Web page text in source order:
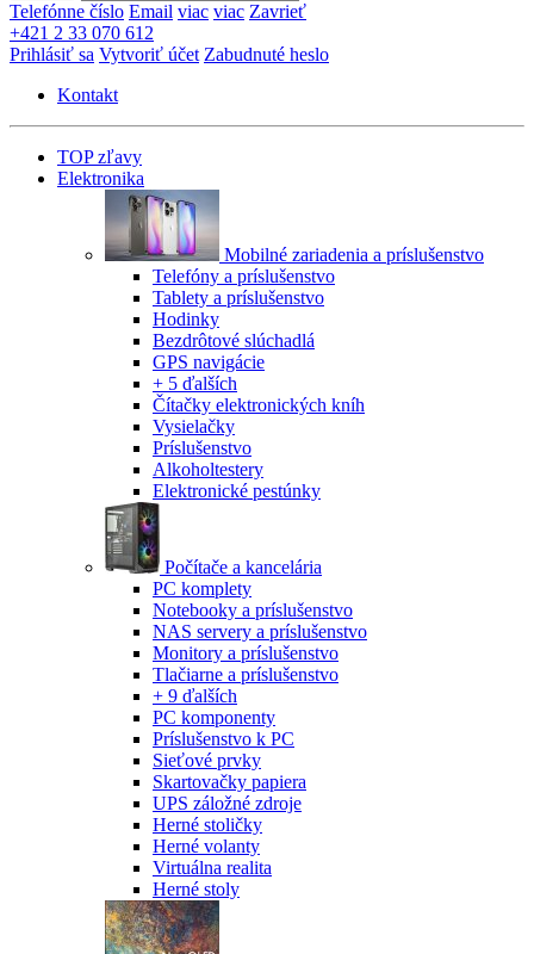
Telefónne číslo Email viac viac Zavrieť
+421 2 33 070 612
Prihlásiť sa Vytvoriť účet Zabudnuté heslo
Kontakt
TOP zľavy
Elektronika
Mobilné zariadenia a príslušenstvo
Telefóny a príslušenstvo
Tablety a príslušenstvo
Hodinky
Bezdrôtové slúchadlá
GPS navigácie
+ 5 ďalších
Čítačky elektronických kníh
Vysielačky
Príslušenstvo
Alkoholtestery
Elektronické pestúnky
Počítače a kancelária
PC komplety
Notebooky a príslušenstvo
NAS servery a príslušenstvo
Monitory a príslušenstvo
Tlačiarne a príslušenstvo
+ 9 ďalších
PC komponenty
Príslušenstvo k PC
Sieťové prvky
Skartovačky papiera
UPS záložné zdroje
Herné stoličky
Herné volanty
Virtuálna realita
Herné stoly